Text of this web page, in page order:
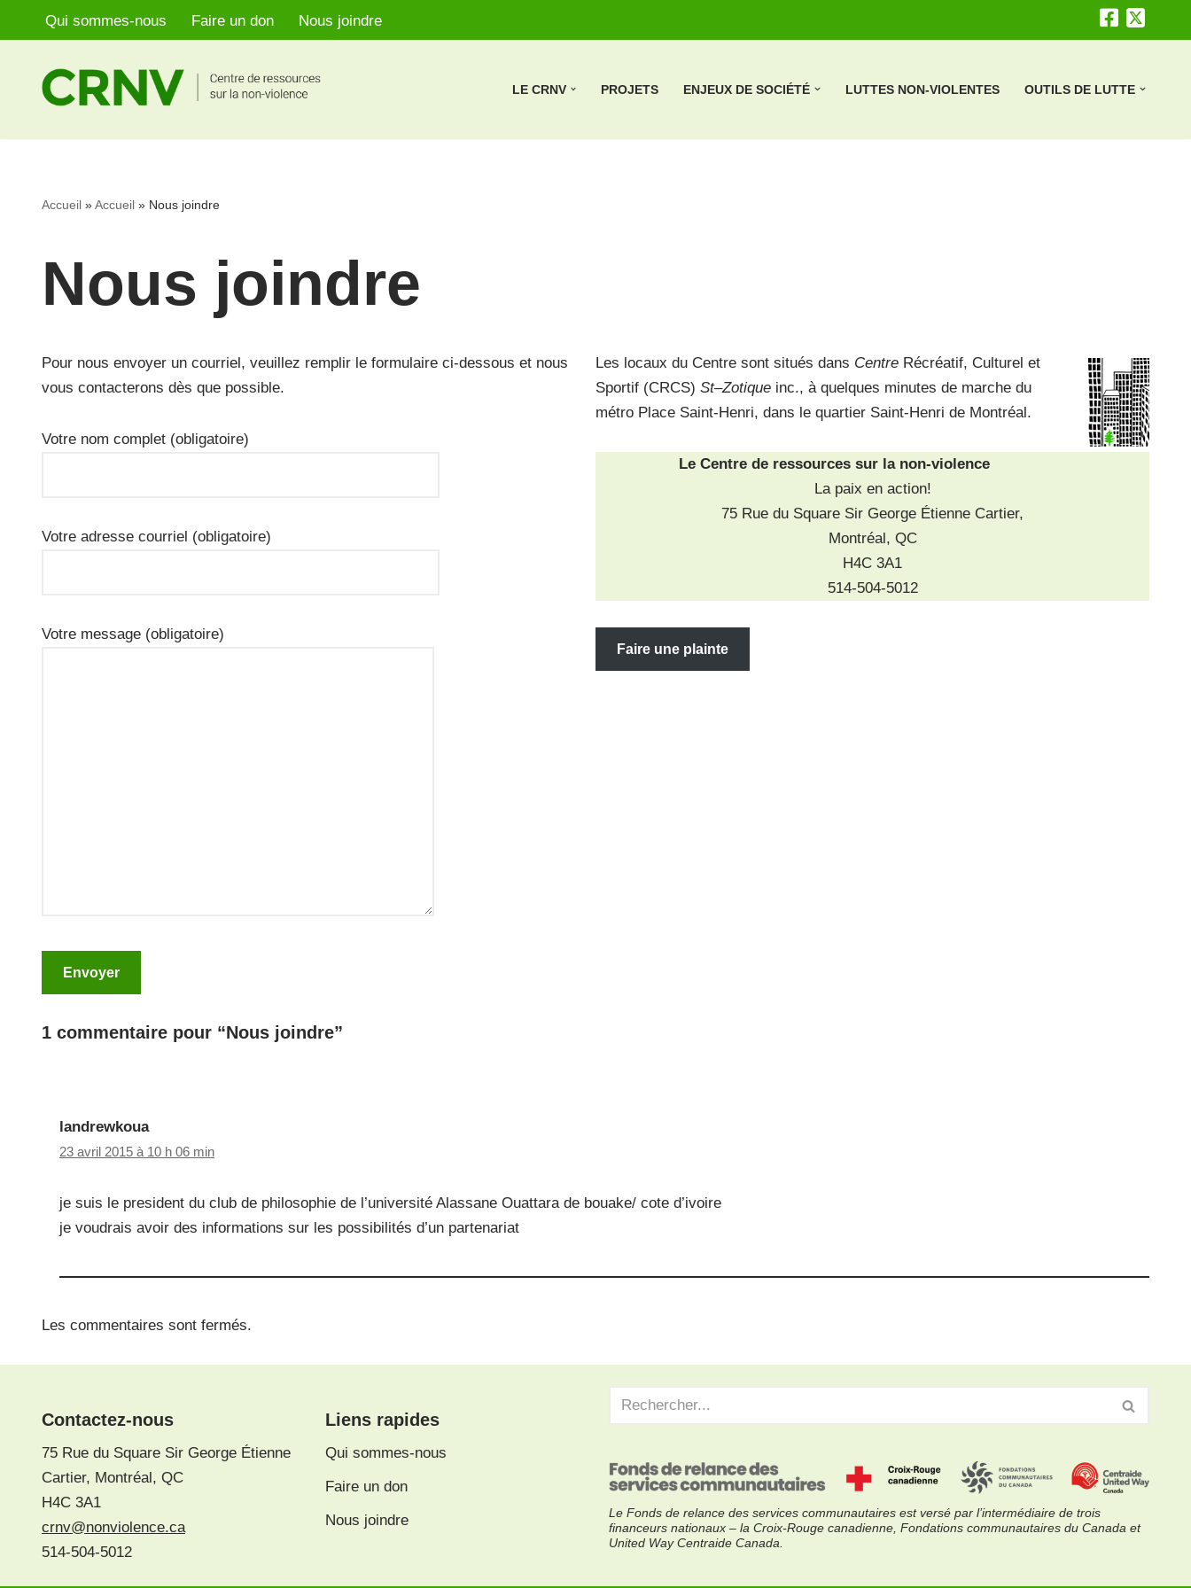
contenu
Qui sommes-nous Faire un don Nous joindre
LE CRNV PROJETS ENJEUX DE SOCIÉTÉ LUTTES NON-VIOLENTES OUTILS DE LUTTE
Accueil »Accueil » Nous joindre
Nous joindre
Pour nous envoyer un courriel, veuillez remplir le formulaire ci-dessous et nous
vous contacterons dès que possible.
Votre nom complet (obligatoire)
Votre adresse courriel (obligatoire)
Votre message (obligatoire)
Les locaux du Centre sont situés dans Centre Récréatif, Culturel et
Sportif (CRCS) St–Zotique inc., à quelques minutes de marche du
métro Place Saint-Henri, dans le quartier Saint-Henri de Montréal.
Le Centre de ressources sur la non-violence
La paix en action!
75 Rue du Square Sir George Étienne Cartier,
Montréal, QC
H4C 3A1
514-504-5012
Faire une plainte
1 commentaire pour “Nous joindre”
landrewkoua
23 avril 2015 à 10 h 06 min
je suis le president du club de philosophie de l’université Alassane Ouattara de bouake/ cote d’ivoire
je voudrais avoir des informations sur les possibilités d’un partenariat
Les commentaires sont fermés.
Contactez-nous
75 Rue du Square Sir George Étienne
Cartier, Montréal, QC
H4C 3A1
crnv@nonviolence.ca
514-504-5012
Liens rapides
Qui sommes-nous
Faire un don
Nous joindre
Le Fonds de relance des services communautaires est versé par l’intermédiaire de trois
financeurs nationaux – la Croix-Rouge canadienne, Fondations communautaires du Canada et
United Way Centraide Canada.